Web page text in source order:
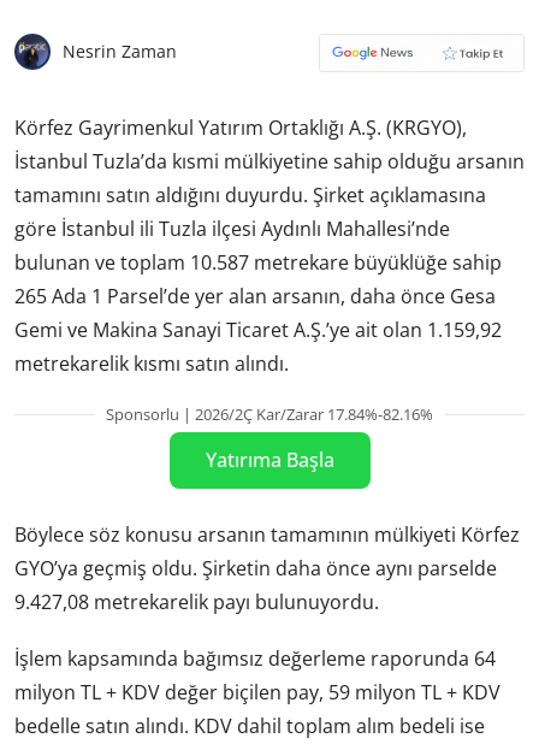
Nesrin Zaman
Körfez Gayrimenkul Yatırım Ortaklığı A.Ş. (KRGYO),
İstanbul Tuzla’da kısmi mülkiyetine sahip olduğu arsanın
tamamını satın aldığını duyurdu. Şirket açıklamasına
göre İstanbul ili Tuzla ilçesi Aydınlı Mahallesi’nde
bulunan ve toplam 10.587 metrekare büyüklüğe sahip
265 Ada 1 Parsel’de yer alan arsanın, daha önce Gesa
Gemi ve Makina Sanayi Ticaret A.Ş.’ye ait olan 1.159,92
metrekarelik kısmı satın alındı.
Sponsorlu | 2026/2Ç Kar/Zarar 17.84%-82.16%
Yatırıma Başla
Böylece söz konusu arsanın tamamının mülkiyeti Körfez
GYO’ya geçmiş oldu. Şirketin daha önce aynı parselde
9.427,08 metrekarelik payı bulunuyordu.
İşlem kapsamında bağımsız değerleme raporunda 64
milyon TL + KDV değer biçilen pay, 59 milyon TL + KDV
bedelle satın alındı. KDV dahil toplam alım bedeli ise